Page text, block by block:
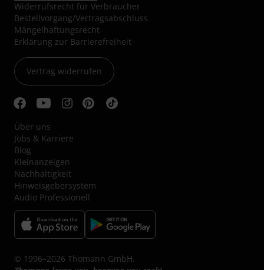
Widerrufsrecht für Verbraucher
Bestellvorgang/Vertragsabschluss
Mängelhaftungsrecht
Erklärung zur Barrierefreiheit
Vertrag widerrufen
Über uns
Jobs & Karriere
Blog
Kleinanzeigen
Nachhaltigkeit
Hinweisgebersystem
Audio Professionell
© 1996–2026 Thomann GmbH.